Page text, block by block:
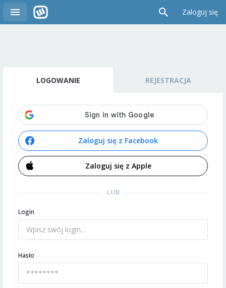
Zaloguj się
LOGOWANIE REJESTRACJA
Zaloguj się z Facebook
Zaloguj się z Apple
LUB
Login
Hasło